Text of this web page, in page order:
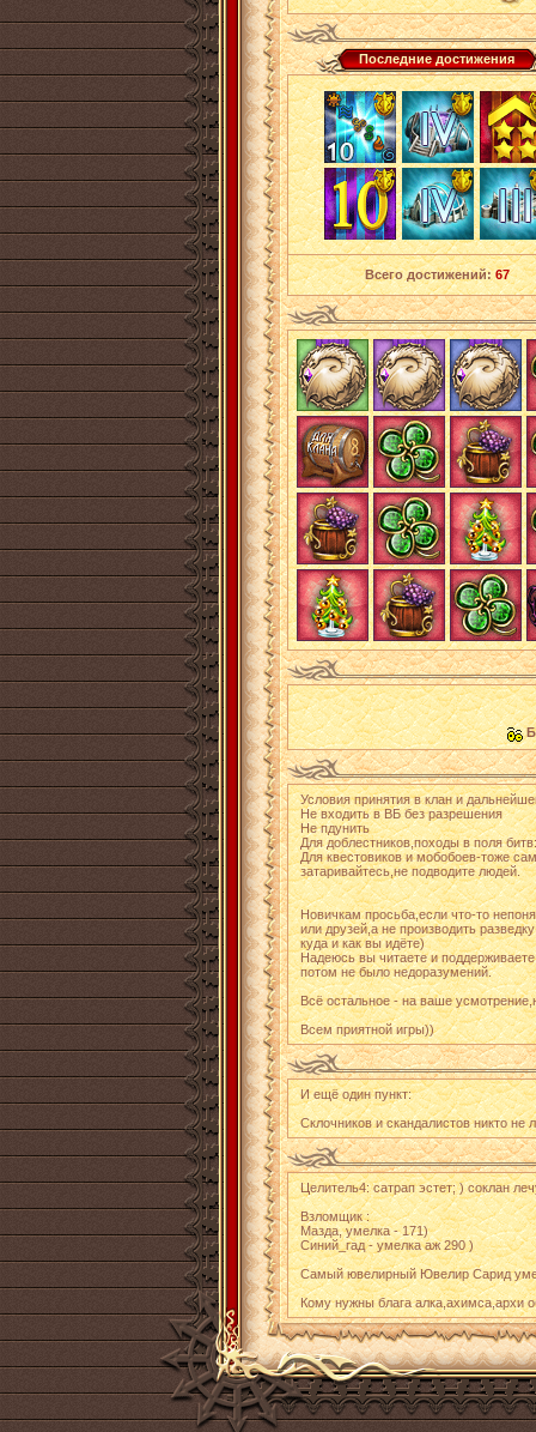
Последние достижения
Всего достижений: 67
Условия принятия в клан и
Не входить в ВБ без разрешения
Не пдунить
Для доблестников,походы в поля
Для квестовиков и мобобоев-тоже
затаривайтесь,не подводите людей.
Новичкам просьба,если что-то
или друзей,а не производить
куда и как вы идёте)
Надеюсь вы читаете и
потом не было недоразумений.
Всё остальное - на ваше
Всем приятной игры))
И ещё один пункт:
Склочников и скандалистов никто
Целитель4: сатрап эстет; ) соклан
Взломщик :
Мазда, умелка - 171)
Синий_гад - умелка аж 290 )
Самый ювелирный Ювелир Сарид
Кому нужны блага алка,ахимса,архи